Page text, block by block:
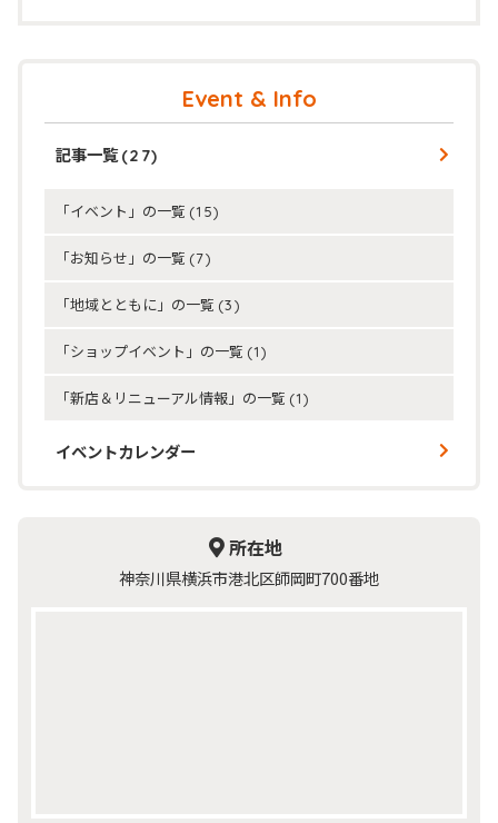
Event & Info
記事一覧(27)
「イベント」の一覧 (15)
「お知らせ」の一覧 (7)
「地域とともに」の一覧 (3)
「ショップイベント」の一覧 (1)
「新店＆リニューアル情報」の一覧 (1)
イベントカレンダー
所在地
神奈川県横浜市港北区師岡町700番地